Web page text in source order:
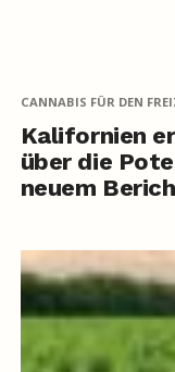
CANNABIS FÜR DEN
Kalifornien
über die
neuem